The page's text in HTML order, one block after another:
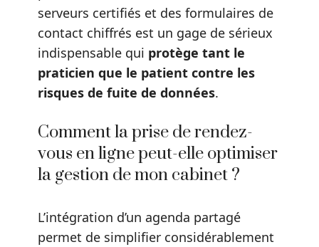
serveurs certifiés et des formulaires de
contact chiffrés est un gage de sérieux
indispensable qui protège tant le
praticien que le patient contre les
risques de fuite de données.
Comment la prise de rendez-
vous en ligne peut-elle optimiser
la gestion de mon cabinet ?
L’intégration d’un agenda partagé
permet de simplifier considérablement